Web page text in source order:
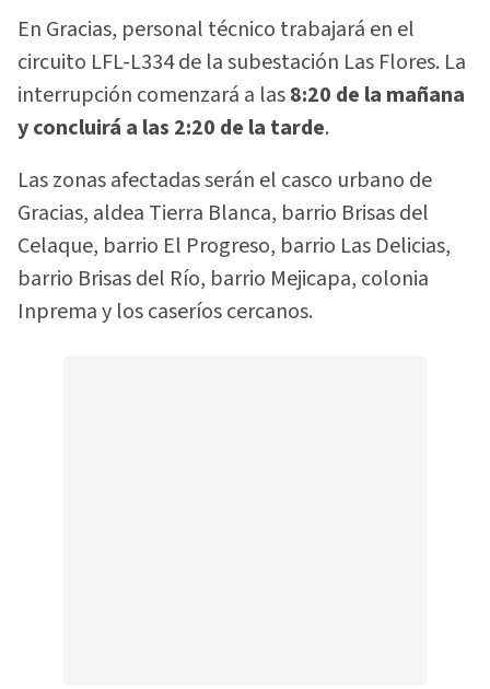
En Gracias, personal técnico trabajará en el
circuito LFL-L334 de la subestación Las Flores. La
interrupción comenzará a las8:20 de la mañana
y concluirá a las 2:20 de la tarde.
Las zonas afectadas serán el casco urbano de
Gracias, aldea Tierra Blanca, barrio Brisas del
Celaque, barrio El Progreso, barrio Las Delicias,
barrio Brisas del Río, barrio Mejicapa, colonia
Inprema y los caseríos cercanos.